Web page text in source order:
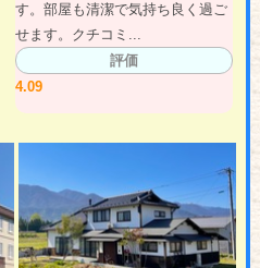
す。部屋も清潔で気持ち良く過ご
せます。クチコミ...
評価
4.09